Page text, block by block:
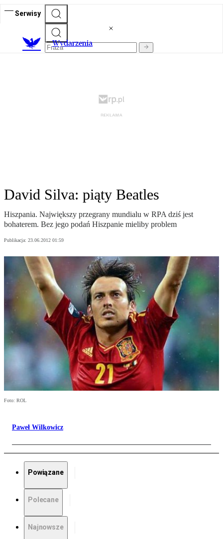
Serwisy
Wydarzenia
David Silva: piąty Beatles
Hiszpania. Największy przegrany mundialu w RPA dziś jest
bohaterem. Bez jego podań Hiszpanie mieliby problem
Publikacja: 23.06.2012 01:59
Foto: ROL
Paweł Wilkowicz
Powiązane
Polecane
Najnowsze